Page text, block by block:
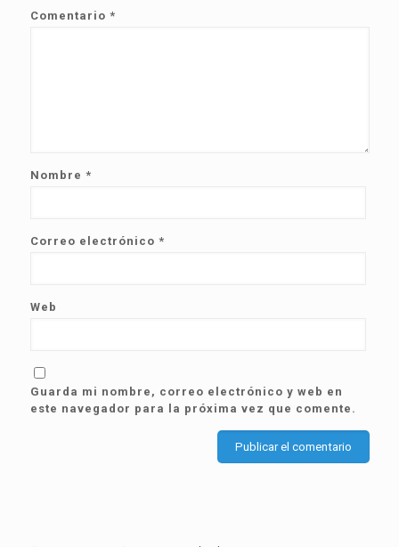
Comentario *
Nombre *
Correo electrónico *
Web
Guarda mi nombre, correo electrónico y web en
este navegador para la próxima vez que comente.